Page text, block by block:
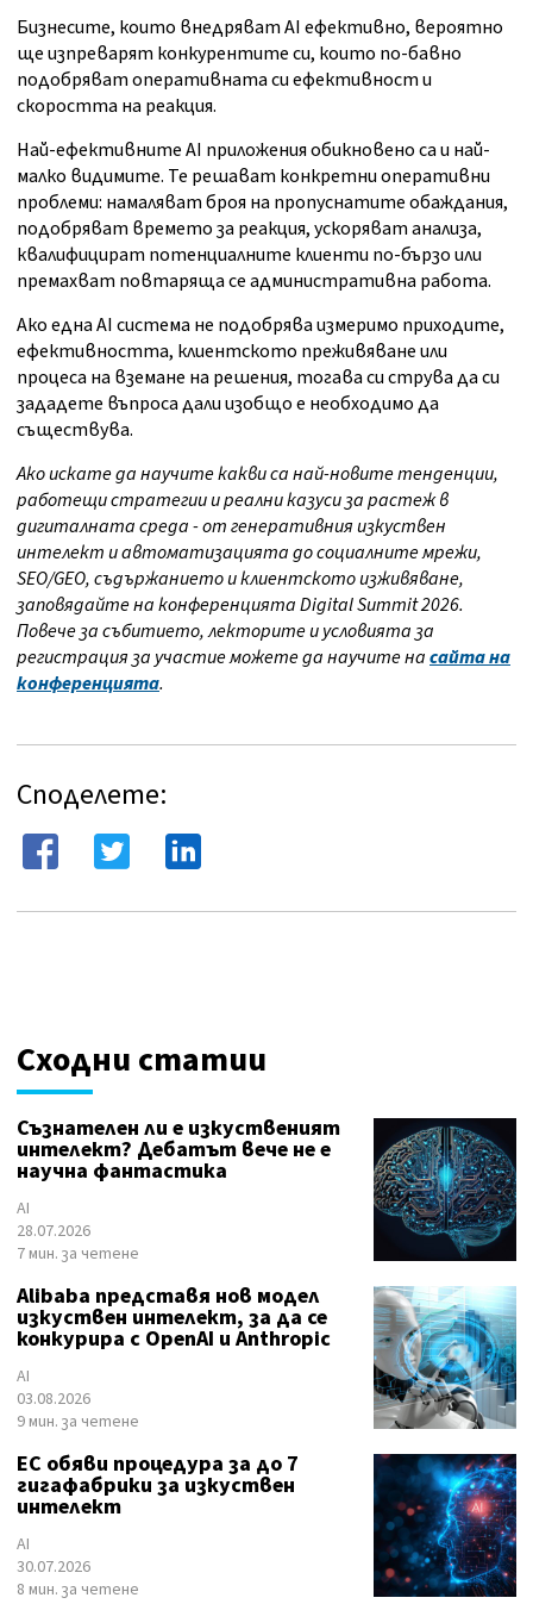
Бизнесите, които внедряват AI ефективно, вероятно
ще изпреварят конкурентите си, които по-бавно
подобряват оперативната си ефективност и
скоростта на реакция.
Най-ефективните AI приложения обикновено са и най-
малко видимите. Те решават конкретни оперативни
проблеми: намаляват броя на пропуснатите обаждания,
подобряват времето за реакция, ускоряват анализа,
квалифицират потенциалните клиенти по-бързо или
премахват повтаряща се административна работа.
Ако една AI система не подобрява измеримо приходите,
ефективността, клиентското преживяване или
процеса на вземане на решения, тогава си струва да си
зададете въпроса дали изобщо е необходимо да
съществува.
Ако искате да научите какви са най-новите тенденции,
работещи стратегии и реални казуси за растеж в
дигиталната среда - от генеративния изкуствен
интелект и автоматизацията до социалните мрежи,
SEO/GEO, съдържанието и клиентското изживяване,
заповядайте на конференцията Digital Summit 2026.
Повече за събитието, лекторите и условията за
регистрация за участие можете да научите насайта на
конференцията.
Споделете:
Сходни статии
Съзнателен ли е изкуственият
интелект? Дебатът вече не е
научна фантастика
AI
28.07.2026
7 мин. за четене
Alibaba представя нов модел
изкуствен интелект, за да се
конкурира с OpenAI и Anthropic
AI
03.08.2026
9 мин. за четене
ЕС обяви процедура за до 7
гигафабрики за изкуствен
интелект
AI
30.07.2026
8 мин. за четене